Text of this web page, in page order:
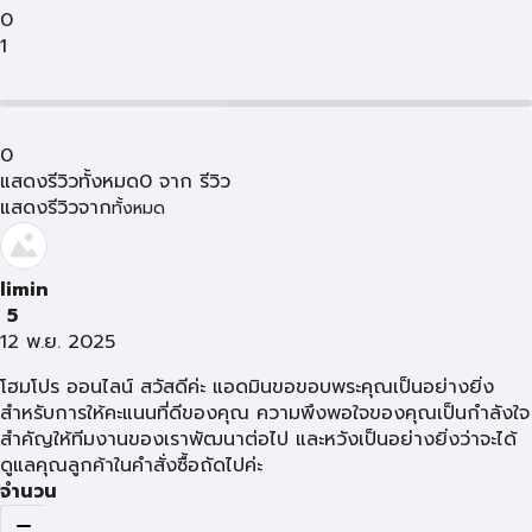
0
1
0
แสดงรีวิวทั้งหมด0 จาก รีวิว
แสดงรีวิวจากทั้งหมด
limin
5
12 พ.ย. 2025
โฮมโปร ออนไลน์ สวัสดีค่ะ แอดมินขอขอบพระคุณเป็นอย่างยิ่ง
สำหรับการให้คะแนนที่ดีของคุณ ความพึงพอใจของคุณเป็นกำลังใจ
สำคัญให้ทีมงานของเราพัฒนาต่อไป และหวังเป็นอย่างยิ่งว่าจะได้
ดูแลคุณลูกค้าในคำสั่งซื้อถัดไปค่ะ
จำนวน